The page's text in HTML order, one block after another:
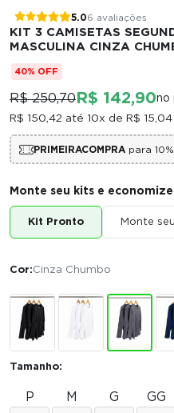
5.06 avaliações
KIT 3 CAMISETAS
MASCULINA CINZA
40% OFF
R$ 250,70 R$ 142,90no
R$ 150,42 até 10x de R$ 15,04
PRIMEIRACOMPRApara
Monte seu kits e
Kit Pronto Monte
Cor:Cinza Chumbo
Tamanho:
P M G GG